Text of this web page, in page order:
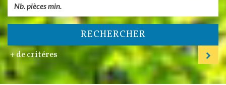
RECHERCHER
+ de critéres